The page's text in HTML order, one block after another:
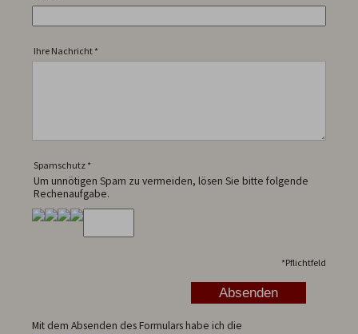
Ihre Nachricht *
Spamschutz *
Um unnötigen Spam zu vermeiden, lösen Sie bitte folgende
Rechenaufgabe.
*Pflichtfeld
Mit dem Absenden des Formulars habe ich die